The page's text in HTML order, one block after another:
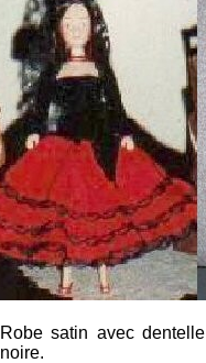
Robe satin avec dentelle
noire.